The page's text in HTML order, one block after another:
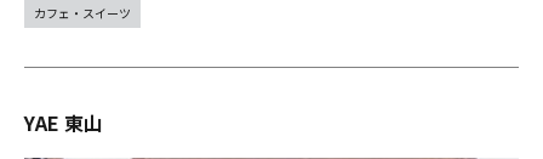
カフェ・スイーツ
YAE 東山